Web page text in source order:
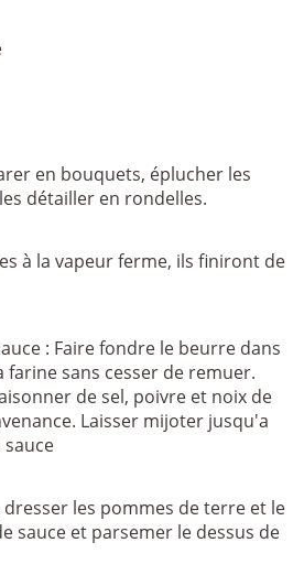
en bouquets, éplucher les
détailler en rondelles.
à la vapeur ferme, ils finiront de
: Faire fondre le beurre dans
farine sans cesser de remuer.
de sel, poivre et noix de
Laisser mijoter jusqu'a
sauce
les pommes de terre et le
sauce et parsemer le dessus de